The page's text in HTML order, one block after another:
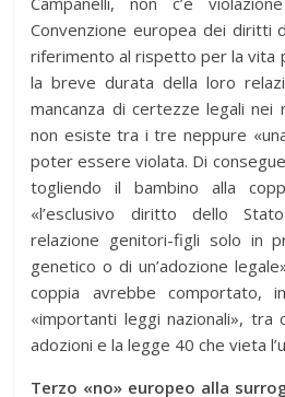
Convenzione europea dei diritti
riferimento al rispetto per la vita
la breve durata della loro
mancanza di certezze legali
non esiste tra i tre neppure
poter essere violata. Di
togliendo il bambino alla
«l’esclusivo diritto dello
relazione genitori-figli solo in
genetico o di un’adozione
coppia avrebbe comportato,
«importanti leggi nazionali», tra
adozioni e la legge 40 che vieta
Terzo «no» europeo alla